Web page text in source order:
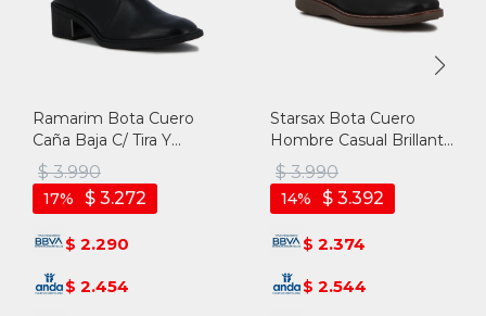
Ramarim Bota Cuero
Caña Baja C/ Tira Y
Aplique - Negro
$ 3.990
$ 3.272
17
$ 2.290
$ 2.454
Starsax Bota Cuero
Hombre Casual Brillante
Acordonada - Negro -
Negro
$ 3.990
$ 3.392
14
$ 2.374
$ 2.544